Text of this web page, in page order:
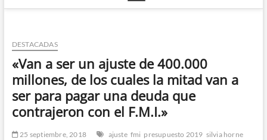
o
m
DESTACADAS
«Van a ser un ajuste de 400.000
millones, de los cuales la mitad van a
ser para pagar una deuda que
contrajeron con el F.M.I.»
25 septiembre, 2018 ajuste fmi presupuesto 2019 silvia horne